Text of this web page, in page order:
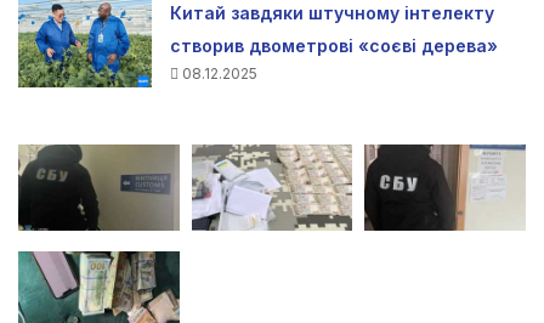
Китай завдяки штучному інтелекту
створив двометрові «соєві дерева»
08.12.2025